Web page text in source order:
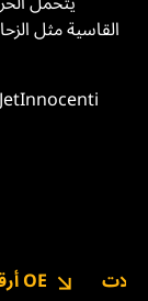
القاسية مثل
أرقام OE